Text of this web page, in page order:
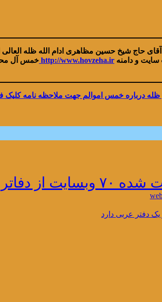
حاج شیخ حسین مظاهری ادام الله ظله العالی
سایت و دامنه http://www.hovzeha.ir خمس آل
ملا